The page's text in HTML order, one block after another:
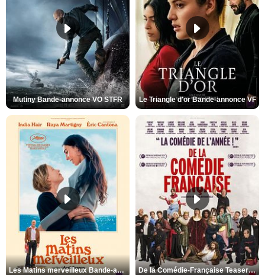
Mutiny Bande-annonce VO STFR Le Triangle d'or Bande-annonce VF
Les Matins merveilleux Bande-annonce VF De la Comédie-Française Teaser VF